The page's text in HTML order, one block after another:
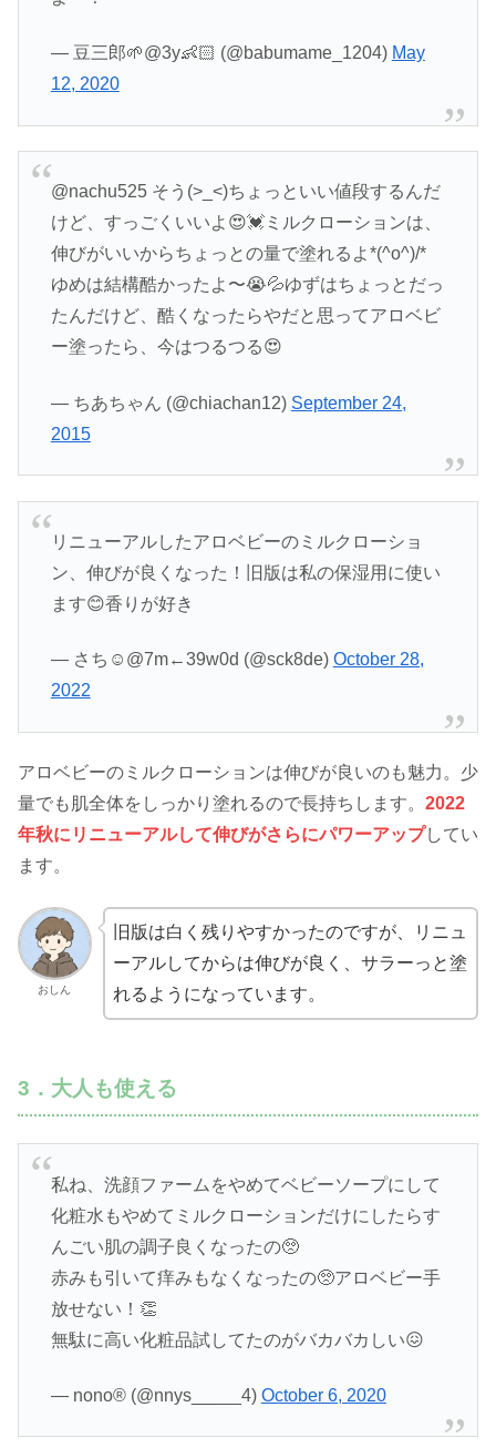
— 豆三郎🌱@3y👶🏻 (@babumame_1204) May
12, 2020
@nachu525 そう(>_<)ちょっといい値段するんだ
けど、すっごくいいよ😍💓ミルクローションは、
伸びがいいからちょっとの量で塗れるよ*(^o^)/*
ゆめは結構酷かったよ〜😭💦ゆずはちょっとだっ
たんだけど、酷くなったらやだと思ってアロベビ
ー塗ったら、今はつるつる😍
— ちあちゃん (@chiachan12) September 24,
2015
リニューアルしたアロベビーのミルクローショ
ン、伸びが良くなった！旧版は私の保湿用に使い
ます😊香りが好き
— さち☺︎@7m←39w0d (@sck8de) October 28,
2022
アロベビーのミルクローションは伸びが良いのも魅力。少
量でも肌全体をしっかり塗れるので長持ちします。 2022
年秋にリニューアルして伸びがさらにパワーアップしてい
ます。
おしん
旧版は白く残りやすかったのですが、リニュ
ーアルしてからは伸びが良く、サラーっと塗
れるようになっています。
3．大人も使える
私ね、洗顔ファームをやめてベビーソープにして
化粧水もやめてミルクローションだけにしたらす
んごい肌の調子良くなったの🥺
赤みも引いて痒みもなくなったの🥺アロベビー手
放せない！👏
無駄に高い化粧品試してたのがバカバカしい😖
— nono®︎ (@nnys_____4) October 6, 2020